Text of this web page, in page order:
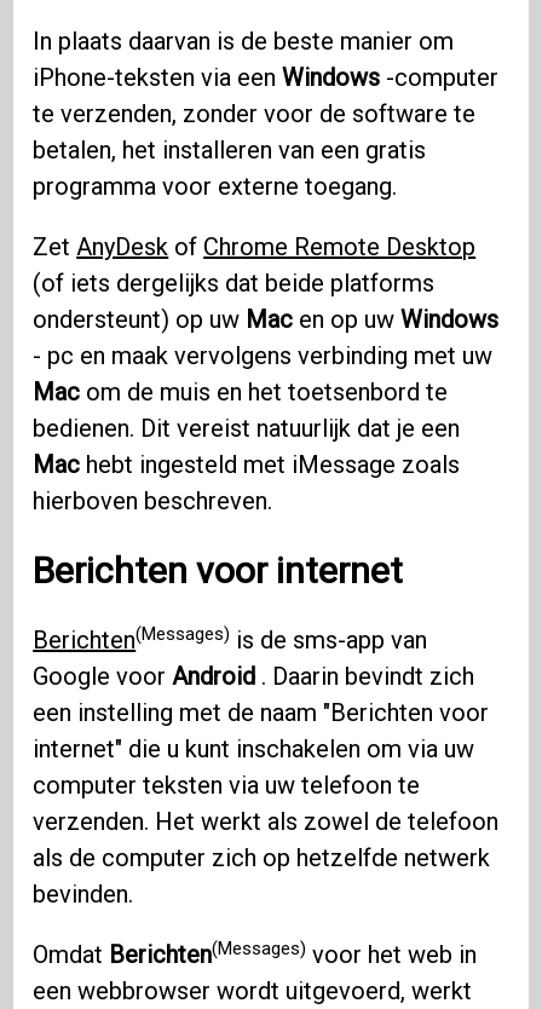
In plaats daarvan is de beste manier om
iPhone-teksten via eenWindows -computer
te verzenden, zonder voor de software te
betalen, het installeren van een gratis
programma voor externe toegang.
ZetAnyDesk of Chrome Remote Desktop
(of iets dergelijks dat beide platforms
ondersteunt) op uw Mac en op uwWindows
- pc en maak vervolgens verbinding met uw
Mac om de muis en het toetsenbord te
bedienen. Dit vereist natuurlijk dat je een
Mac hebt ingesteld met iMessage zoals
hierboven beschreven.
Berichten voor internet
Berichten(Messages) is de sms-app van
Google voorAndroid . Daarin bevindt zich
een instelling met de naam "Berichten voor
internet" die u kunt inschakelen om via uw
computer teksten via uw telefoon te
verzenden. Het werkt als zowel de telefoon
als de computer zich op hetzelfde netwerk
bevinden.
Omdat Berichten(Messages) voor het web in
een webbrowser wordt uitgevoerd, werkt